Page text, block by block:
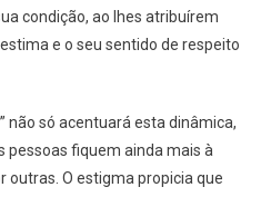
condição, ao lhes atribuírem
e o seu sentido de respeito
não só acentuará esta dinâmica,
fiquem ainda mais à
outras. O estigma propicia que